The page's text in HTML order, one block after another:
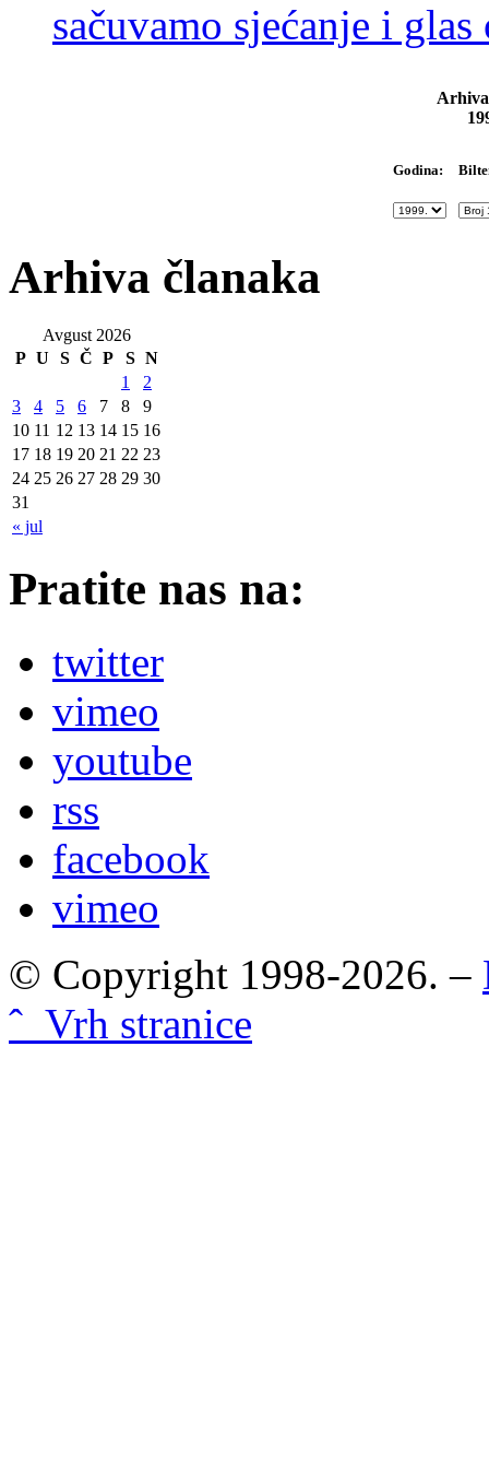
sačuvamo sjećanje i
Godina:
Arhiva članaka
Avgust 2026
P U S Č P S N
« jul
1
2
3
4 5 6 7 8
9
10 11 12 13 14 15 16
17 18 19 20 21 22 23
24 25 26 27 28 29 30
31
Pratite nas na:
twitter
vimeo
youtube
rss
facebook
vimeo
© Copyright 1998-2026. –
ˆ Vrh stranice